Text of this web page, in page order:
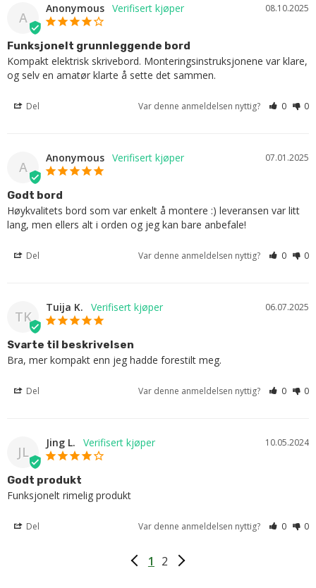
A
08.10.2025
Anonymous
Funksjonelt grunnleggende bord
Kompakt elektrisk skrivebord. Monteringsinstruksjonene var klare,
og selv en amatør klarte å sette det sammen.
Del Var denne anmeldelsen nyttig? 0 0
A
07.01.2025
Anonymous
Godt bord
Høykvalitets bord som var enkelt å montere :) leveransen var litt
lang, men ellers alt i orden og jeg kan bare anbefale!
Del Var denne anmeldelsen nyttig? 0 0
TK
06.07.2025
Tuija K.
Svarte til beskrivelsen
Bra, mer kompakt enn jeg hadde forestilt meg.
Del Var denne anmeldelsen nyttig? 0 0
JL
10.05.2024
Jing L.
Godt produkt
Funksjonelt rimelig produkt
Del Var denne anmeldelsen nyttig? 0 0
1 2